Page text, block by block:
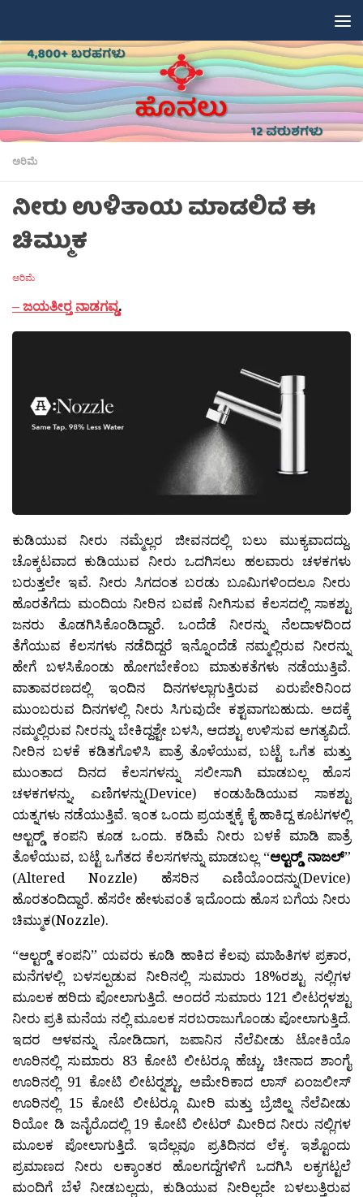
ಅರಿಮೆ
ನೀರು ಉಳಿತಾಯ ಮಾಡಲಿದೆ ಈ
ಚಿಮ್ಮುಕ
ಅರಿಮೆ
–ಜಯತೀರ‍್ತ ನಾಡಗವ್ಡ.
ಕುಡಿಯುವ ನೀರು ನಮ್ಮೆಲ್ಲರ ಜೀವನದಲ್ಲಿ ಬಲು ಮುಕ್ಯವಾದದ್ದು.
ಚೊಕ್ಕಟವಾದ ಕುಡಿಯುವ ನೀರು ಒದಗಿಸಲು ಹಲವಾರು ಚಳಕಗಳು
ಬರುತ್ತಲೇ ಇವೆ. ನೀರು ಸಿಗದಂತ ಬರಡು ಬೂಮಿಗಳಿಂದಲೂ ನೀರು
ಹೊರತೆಗೆದು ಮಂದಿಯ ನೀರಿನ ಬವಣೆ ನೀಗಿಸುವ ಕೆಲಸದಲ್ಲಿ ಸಾಕಶ್ಟು
ಜನರು ತೊಡಗಿಸಿಕೊಂಡಿದ್ದಾರೆ. ಒಂದೆಡೆ ನೀರನ್ನು ನೆಲದಾಳದಿಂದ
ತೆಗೆಯುವ ಕೆಲಸಗಳು ನಡೆದಿದ್ದರೆ ಇನ್ನೊಂದೆಡೆ ನಮ್ಮಲ್ಲಿರುವ ನೀರನ್ನು
ಹೇಗೆ ಬಳಸಿಕೊಂಡು ಹೋಗಬೇಕೆಂಬ ಮಾತುಕತೆಗಳು ನಡೆಯುತ್ತಿವೆ.
ವಾತಾವರಣದಲ್ಲಿ ಇಂದಿನ ದಿನಗಳಲ್ಲಾಗುತ್ತಿರುವ ಏರುಪೇರಿನಿಂದ
ಮುಂಬರುವ ದಿನಗಳಲ್ಲಿ ನೀರು ಸಿಗುವುದೇ ಕಶ್ಟವಾಗಬಹುದು. ಅದಕ್ಕೆ
ನಮ್ಮಲ್ಲಿರುವ ನೀರನ್ನು ಬೇಕಿದ್ದಶ್ಟೇ ಬಳಸಿ, ಆದಶ್ಟು ಉಳಿಸುವ ಅಗತ್ಯವಿದೆ.
ನೀರಿನ ಬಳಕೆ ಕಡಿತಗೊಳಿಸಿ ಪಾತ್ರೆ ತೊಳೆಯುವ, ಬಟ್ಟೆ ಒಗೆತ ಮತ್ತು
ಮುಂತಾದ ದಿನದ ಕೆಲಸಗಳನ್ನು ಸಲೀಸಾಗಿ ಮಾಡಬಲ್ಲ ಹೊಸ
ಚಳಕಗಳನ್ನು, ಎಣಿಗಳನ್ನು(Device) ಕಂಡುಹಿಡಿಯುವ ಸಾಕಶ್ಟು
ಯತ್ನಗಳು ನಡೆಯುತ್ತಿವೆ. ಇಂತ ಒಂದು ಪ್ರಯತ್ನಕ್ಕೆ ಕೈ ಹಾಕಿದ್ದ ಕೂಟಗಳಲ್ಲಿ
ಆಲ್ಟರ್‍ಡ್ ಕಂಪನಿ ಕೂಡ ಒಂದು. ಕಡಿಮೆ ನೀರು ಬಳಕೆ ಮಾಡಿ ಪಾತ್ರೆ
ತೊಳೆಯುವ, ಬಟ್ಟೆ ಒಗೆತದ ಕೆಲಸಗಳನ್ನು ಮಾಡಬಲ್ಲ “ಆಲ್ಟರ್‍ಡ್ ನಾಜಲ್”
(Altered Nozzle) ಹೆಸರಿನ ಎಣಿಯೊಂದನ್ನು(Device)
ಹೊರತಂದಿದ್ದಾರೆ. ಹೆಸರೇ ಹೇಳುವಂತೆ ಇದೊಂದು ಹೊಸ ಬಗೆಯ ನೀರು
ಚಿಮ್ಮುಕ(Nozzle).
“ಆಲ್ಟರ್‍ಡ್ ಕಂಪನಿ” ಯವರು ಕೂಡಿ ಹಾಕಿದ ಕೆಲವು ಮಾಹಿತಿಗಳ ಪ್ರಕಾರ,
ಮನೆಗಳಲ್ಲಿ ಬಳಸಲ್ಪಡುವ ನೀರಿನಲ್ಲಿ ಸುಮಾರು 18%ರಶ್ಟು ನಲ್ಲಿಗಳ
ಮೂಲಕ ಹರಿದು ಪೋಲಾಗುತ್ತಿದೆ. ಅಂದರೆ ಸುಮಾರು 121 ಲೀಟರ‍್ಗಳಶ್ಟು
ನೀರು ಪ್ರತಿ ಮನೆಯ ನಲ್ಲಿ ಮೂಲಕ ಸರಬರಾಜುಗೊಂಡು ಪೋಲಾಗುತ್ತಿದೆ.
ಇದರ ಆಳವನ್ನು ನೋಡಿದಾಗ, ಜಪಾನಿನ ನೆಲೆವೀಡು ಟೋಕಿಯೊ
ಊರಿನಲ್ಲಿ ಸುಮಾರು 83 ಕೋಟಿ ಲೀಟರ‍್ಗೂ ಹೆಚ್ಚು, ಚೀನಾದ ಶಾಂಗೈ
ಊರಿನಲ್ಲಿ 91 ಕೋಟಿ ಲೀಟರ‍್ನಶ್ಟು, ಅಮೇರಿಕಾದ ಲಾಸ್ ಏಂಜಲೀಸ್
ಊರಿನಲ್ಲಿ 15 ಕೋಟಿ ಲೀಟರ‍್ಗೂ ಮೀರಿ ಮತ್ತು ಬ್ರೆಜಿಲ್ನ ನೆಲೆವೀಡು
ರಿಯೋ ಡಿ ಜನೈರೊದಲ್ಲಿ 19 ಕೋಟಿ ಲೀಟರ್ ಮೀರಿದ ನೀರು ನಲ್ಲಿಗಳ
ಮೂಲಕ ಪೋಲಾಗುತ್ತಿದೆ. ಇದೆಲ್ಲವೂ ಪ್ರತಿದಿನದ ಲೆಕ್ಕ. ಇಶ್ಟೊಂದು
ಪ್ರಮಾಣದ ನೀರು ಲಕ್ಶಾಂತರ ಹೊಲಗದ್ದೆಗಳಿಗೆ ಒದಗಿಸಿ ಲಕ್ಶಗಟ್ಟಲೆ
ಮಂದಿಗೆ ಬೆಳೆ ನೀಡಬಲ್ಲದು, ಕುಡಿಯುವ ನೀರಿಲ್ಲದೇ ಬಳಲುತ್ತಿರುವ